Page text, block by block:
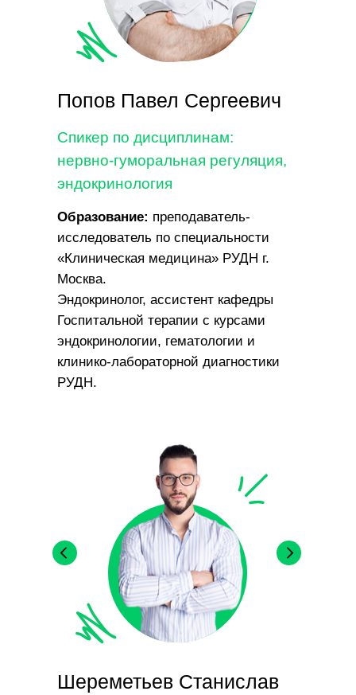
Попов Павел Сергеевич
Спикер по дисциплинам:
нервно-гуморальная регуляция,
эндокринология
Образование: преподаватель-
исследователь по специальности
«‎Клиническая медицина» РУДН г.
Москва.
Эндокринолог, ассистент кафедры
Госпитальной терапии с курсами
эндокринологии, гематологии и
клинико-лабораторной диагностики
РУДН.
Шереметьев Станислав